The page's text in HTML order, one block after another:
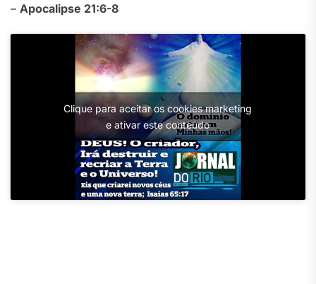
– Apocalipse 21:6-8
Clique para aceitar os cookies marketing
e ativar este conteúdo